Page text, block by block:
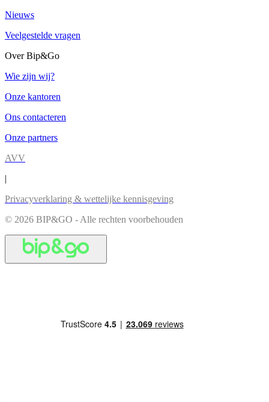
Nieuws
Veelgestelde vragen
Over Bip&Go
Wie zijn wij?
Onze kantoren
Ons contacteren
Onze partners
AVV
|
Privacyverklaring & wettelijke kennisgeving
© 2026 BIP&GO - Alle rechten voorbehouden